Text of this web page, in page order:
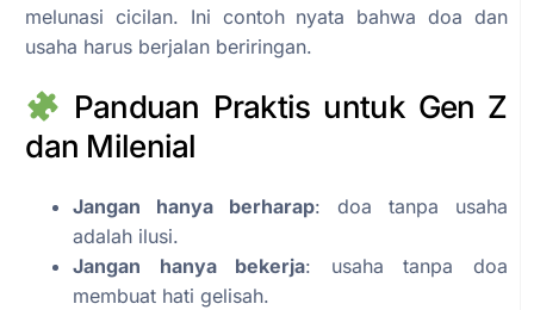
melunasi cicilan. Ini contoh nyata bahwa doa dan
usaha harus berjalan beriringan.
Panduan Praktis untuk Gen Z
dan Milenial
Jangan hanya berharap: doa tanpa usaha
adalah ilusi.
Jangan hanya bekerja: usaha tanpa doa
membuat hati gelisah.